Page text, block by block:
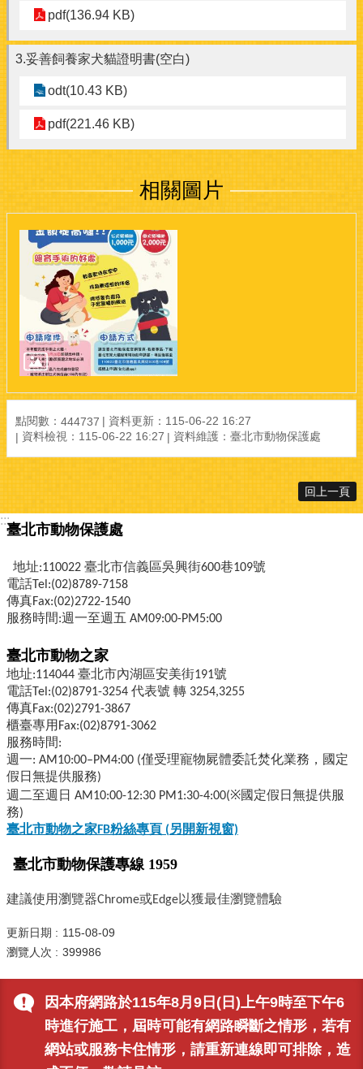
因本府網路於115年8月9日(日)上午9時至下午6
時進行施工，屆時可能有網路瞬斷之情形，若有
網站或服務卡住情形，請重新連線即可排除，造
pdf(136.94 KB)
3.妥善飼養家犬貓證明書(空白)
odt(10.43 KB)
pdf(221.46 KB)
相關圖片
點閱數： 444737 資料更新： 115-06-22 16:27
資料檢視： 115-06-22 16:27 資料維護： 臺北市動物保護處
回上一頁
:::
臺北市動物保護處
地址:110022 臺北市信義區吳興街600巷109號
電話Tel:(02)8789-7158
傳真Fax:(02)2722-1540
服務時間:週一至週五 AM09:00-PM5:00
臺北市動物之家
地址:114044 臺北市內湖區安美街191號
電話Tel:(02)8791-3254 代表號 轉 3254,3255
傳真Fax:(02)2791-3867
櫃臺專用Fax:(02)8791-3062
服務時間:
週一: AM10:00–PM4:00 (僅受理寵物屍體委託焚化業務，國定
假日無提供服務)
週二至週日 AM10:00-12:30 PM1:30-4:00(※國定假日無提供服
務)
臺北市動物之家FB粉絲專頁 (另開新視窗)
臺北市動物保護專線 1959
建議使用瀏覽器Chrome或Edge以獲最佳瀏覽體驗
更新日期
115-08-09
瀏覽人次
399986